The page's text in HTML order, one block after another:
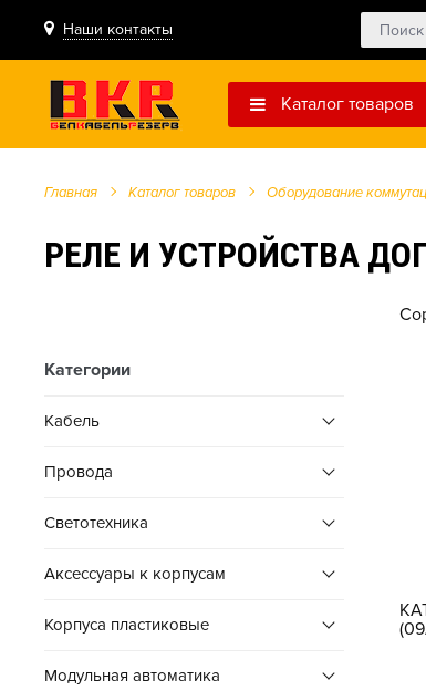
Наши контакты
Каталог товаров
Главная Каталог товаров Оборудование
РЕЛЕ И УСТРОЙСТВА
Категории
Кабель
Провода
Cветотехника
Аксессуары к корпусам
Корпуса пластиковые
Модульная автоматика